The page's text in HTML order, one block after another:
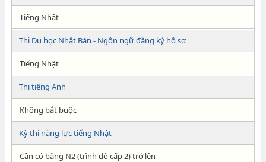
Tiếng Nhật
Thi Du học Nhật Bản - Ngôn ngữ đăng ký hồ sơ
Tiếng Nhật
Thi tiếng Anh
Không bắt buộc
Kỳ thi năng lực tiếng Nhật
Cần có bằng N2 (trình độ cấp 2) trở lên